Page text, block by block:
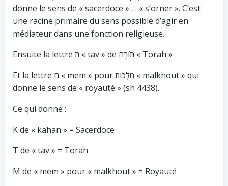
donne le sens de « sacerdoce » … « s’orner ». C’est
une racine primaire du sens possible d’agir en
médiateur dans une fonction religieuse.
Ensuite la lettre ת « tav » de תֹּורָה « Torah »
Et la lettre ם « mem » pour מַלְכוּת « malkhout » qui
donne le sens de « royauté » (sh 4438).
Ce qui donne :
K de « kahan » = Sacerdoce
T de « tav » = Torah
M de « mem » pour « malkhout » = Royauté